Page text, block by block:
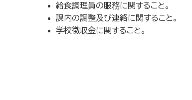
給食調理員の服務に関すること。
課内の調整及び連絡に関すること。
学校徴収金に関すること。